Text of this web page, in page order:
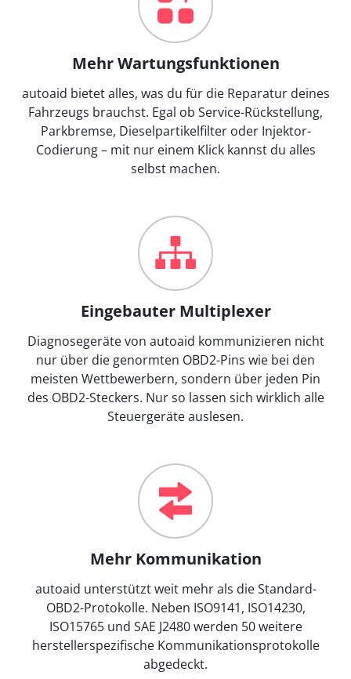
Mehr Wartungsfunktionen
autoaid bietet alles, was du für die Reparatur deines
Fahrzeugs brauchst. Egal ob Service-Rückstellung,
Parkbremse, Dieselpartikelfilter oder Injektor-
Codierung – mit nur einem Klick kannst du alles
selbst machen.
Eingebauter Multiplexer
Diagnosegeräte von autoaid kommunizieren nicht
nur über die genormten OBD2-Pins wie bei den
meisten Wettbewerbern, sondern über jeden Pin
des OBD2-Steckers. Nur so lassen sich wirklich alle
Steuergeräte auslesen.
Mehr Kommunikation
autoaid unterstützt weit mehr als die Standard-
OBD2-Protokolle. Neben ISO9141, ISO14230,
ISO15765 und SAE J2480 werden 50 weitere
herstellerspezifische Kommunikationsprotokolle
abgedeckt.